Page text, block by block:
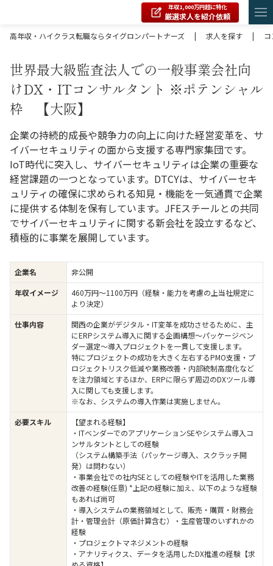
年収1,000万円超に特化
厳選求人を紹介依頼
高年収・ハイクラス転職ならタイグロンパートナーズ
| 求人を探す |
世界最大級監査法人での一般事業会社向
けDX・ITコンサルタント ※ポテンシャル
枠 【大阪】
企業の持続的成長や競争力の向上に向けた経営変革を、サ
イバーセキュリティの面から支援する専門家集団です。
IoT時代に突入し、サイバーセキュリティは企業の重要な
経営課題の一つとなっています。DTCYは、サイバーセキ
ュリティの確保に求められる知見・機能を一気通貫で企業
に提供する体制を保有しています。JFEスチールとの共同
でサイバーセキュリティに関する新会社を設立するなど、
積極的に事業を展開しています。
企業名
非公開
年収イメージ
460万円〜1100万円（経験・能力を考慮の上当社規定に
より決定）
仕事内容
関西の企業がデジタル・IT変革を成功させるために、主
にERPシステム導入に関する企画構想～パッケージベン
ダー選定～導入プロジェクトを一貫して支援します。
特にプロジェクトの成功を大きく左右するPMO支援・プ
ロジェクトリスク低減や業務改善・内部統制高度化など
を注力領域とするほか、ERPに限らず周辺のDXツール導
入に関しても支援します。
※なお、システムの導入作業は実施しません。
必要スキル
【望まれる経験】
・ITベンダーでのアプリケーションSEやシステム導入コ
ンサルタントとしての経験
（システム構築手法（パッケージ導入、スクラッチ開
発）は問わない）
・事業会社での社内SEとしての経験やITを活用した業務
改善の経験(任意) *上記の経験に加え、以下のような経験
もあれば尚可
・導入システムの業務領域として、販売・購買・財務会
計・管理会計（原価計算含む）・生産管理のいずれかの
経験
・プロジェクトマネジメントの経験
・アナリティクス、データを活用したDX推進の経験【求